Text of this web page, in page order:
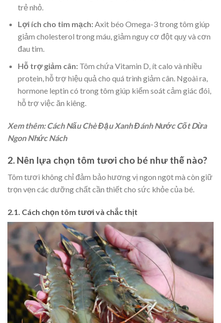
trẻ nhỏ.
Lợi ích cho tim mạch:Axit béo Omega-3 trong tôm giúp
giảm cholesterol trong máu, giảm nguy cơ đột quỵ và cơn
đau tim.
Hỗ trợ giảm cân: Tôm chứa Vitamin D, ít calo và nhiều
protein, hỗ trợ hiệu quả cho quá trình giảm cân. Ngoài ra,
hormone leptin có trong tôm giúp kiểm soát cảm giác đói,
hỗ trợ việc ăn kiêng.
Xem thêm: Cách Nấu Chè Đậu Xanh Đánh Nước Cốt Dừa
Ngon Nhức Nách
2. Nên lựa chọn tôm tươi cho bé như thế nào?
Tôm tươi không chỉ đảm bảo hương vị ngon ngọt mà còn giữ
trọn vẹn các dưỡng chất cần thiết cho sức khỏe của bé.
2.1. Cách chọn tôm tươi và chắc thịt